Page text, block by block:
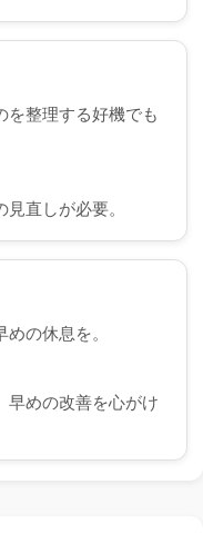
を整理する好機でも
直しが必要。
の休息を。
早めの改善を心がけ